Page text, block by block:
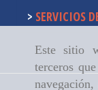
Este sitio
terceros
SERVICIOS